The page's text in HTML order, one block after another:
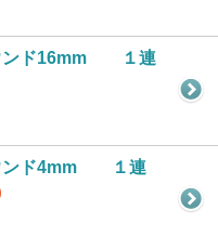
ンド16mm １連
ンド4mm １連